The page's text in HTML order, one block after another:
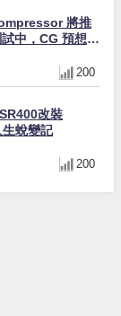
將推
中，CG 預想曝
200
改裝
蛻變記
200